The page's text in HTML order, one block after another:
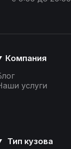
Компания
услуги
Тип кузова